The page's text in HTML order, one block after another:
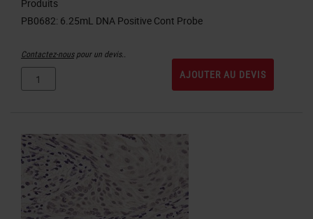
Produits
Contactez-nouspour un devis..
AJOUTER AU DEVIS